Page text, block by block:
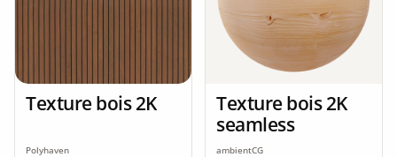
Texture bois 2K
Polyhaven
Texture bois 2K
seamless
ambientCG